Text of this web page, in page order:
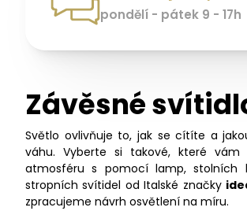
pondělí - pátek 9 - 17h
Závěsné
Světlo ovlivňuje to, jak se cítíte a
váhu. Vyberte si takové, které
atmosféru s pomocí lamp, stolních
stropních svítidel od Italské značky
zpracujeme návrh osvětlení na míru.